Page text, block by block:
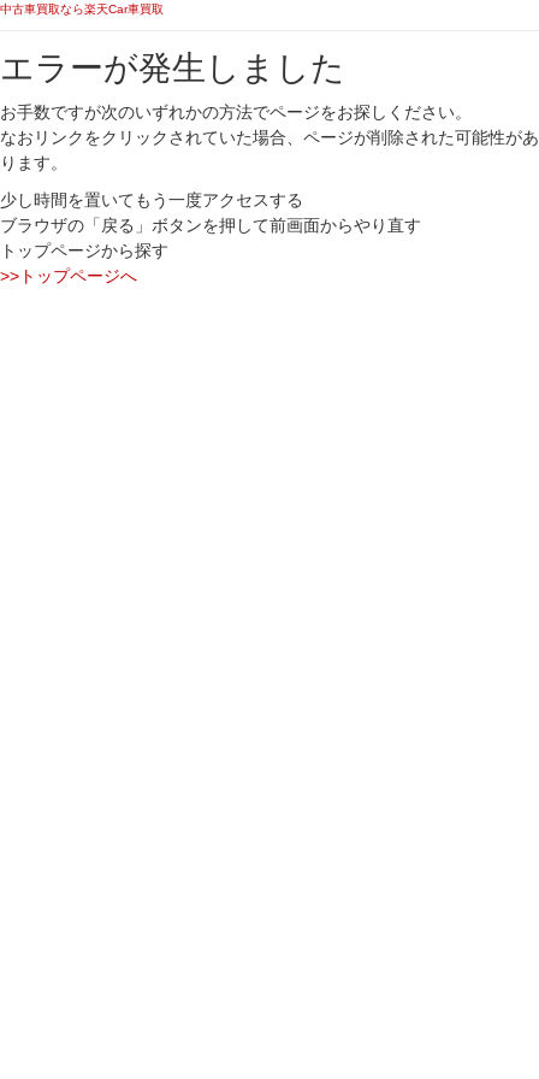
中古車買取なら楽天Car車買取
エラーが発生しました
お手数ですが次のいずれかの方法でページをお探しください。
なおリンクをクリックされていた場合、ページが削除された可能性があ
ります。
少し時間を置いてもう一度アクセスする
ブラウザの「戻る」ボタンを押して前画面からやり直す
トップページから探す
>>トップページへ